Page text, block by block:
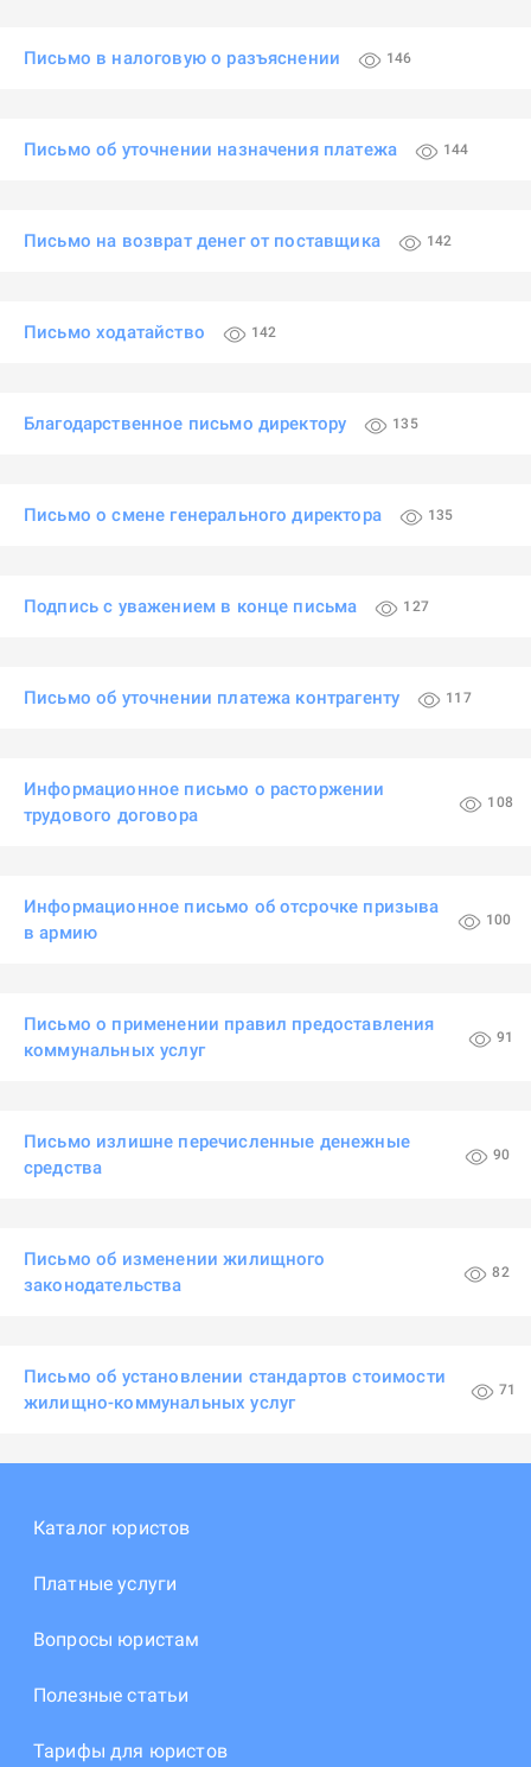
Письмо в налоговую о разъяснении 146
Письмо об уточнении назначения платежа 144
Письмо на возврат денег от поставщика 142
Письмо ходатайство 142
Благодарственное письмо директору 135
Письмо о смене генерального директора 135
Подпись с уважением в конце письма 127
Письмо об уточнении платежа контрагенту 117
Информационное письмо о расторжении
трудового договора
108
Информационное письмо об отсрочке призыва
в армию
100
Письмо о применении правил предоставления
коммунальных услуг
91
Письмо излишне перечисленные денежные
средства
90
Письмо об изменении жилищного
законодательства
82
Письмо об установлении стандартов стоимости
жилищно-коммунальных услуг
71
Каталог юристов
Платные услуги
Вопросы юристам
Полезные статьи
Тарифы для юристов